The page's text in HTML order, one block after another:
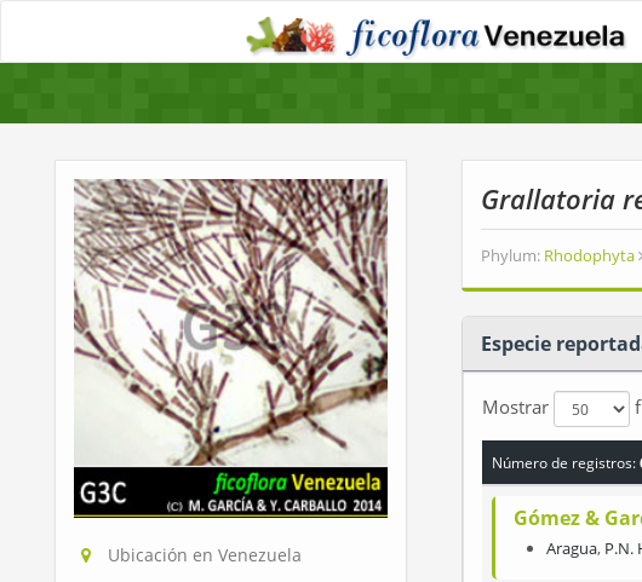
Ubicación en Venezuela
Grallatoria
Phylum: Rhodophyta
Especie
Mostrar
Número de registros:
Gómez &
Aragua, P.N.